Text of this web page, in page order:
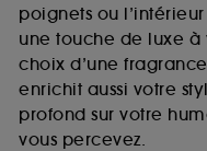
poignets ou
une touche de luxe à
choix d’une
enrichit aussi votre
profond sur votre
vous percevez.
cookies
vous faire
prolongée vous
compte lors de
sans saisir à
passe.